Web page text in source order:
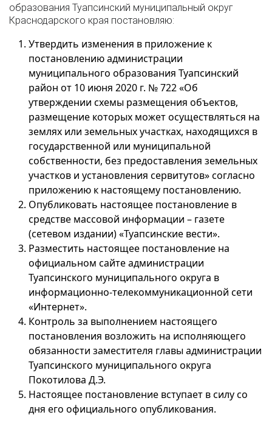
образования Туапсинский муниципальный округ
Краснодарского края постановляю:
Утвердить изменения в приложение к
постановлению администрации
муниципального образования Туапсинский
район от 10 июня 2020 г. № 722 «Об
утверждении схемы размещения объектов,
размещение которых может осуществляться на
землях или земельных участках, находящихся в
государственной или муниципальной
собственности, без предоставления земельных
участков и установления сервитутов» согласно
приложению к настоящему постановлению.
Опубликовать настоящее постановление в
средстве массовой информации – газете
(сетевом издании) «Туапсинские вести».
Разместить настоящее постановление на
официальном сайте администрации
Туапсинского муниципального округа в
информационно-телекоммуникационной сети
«Интернет».
Контроль за выполнением настоящего
постановления возложить на исполняющего
обязанности заместителя главы администрации
Туапсинского муниципального округа
Покотилова Д.Э.
Настоящее постановление вступает в силу со
дня его официального опубликования.